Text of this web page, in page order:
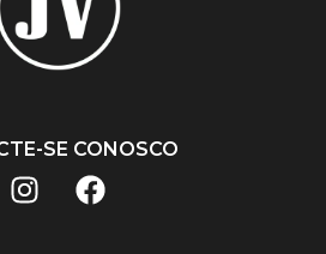
SE CONOSCO